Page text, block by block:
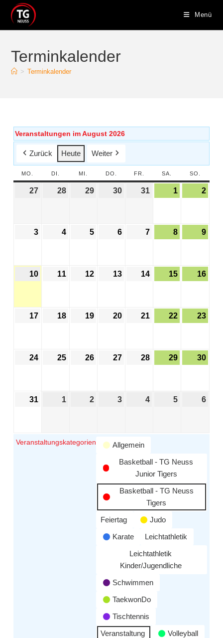
Menü
Terminkalender
> Terminkalender
Veranstaltungen im August 2026
Zurück Heute Weiter
MO. DI. MI. DO. FR. SA. SO.
27 28 29 30 31 1 2
3 4 5 6 7 8 9
10 11 12 13 14 15 16
17 18 19 20 21 22 23
24 25 26 27 28 29 30
31 1 2 3 4 5 6
Veranstaltungskategorien
Allgemein
Basketball - TG Neuss
Junior Tigers
Basketball - TG Neuss
Tigers
Feiertag
Judo
Karate
Leichtathletik
Leichtathletik
Kinder/Jugendliche
Schwimmen
TaekwonDo
Tischtennis
Veranstaltung
Volleyball